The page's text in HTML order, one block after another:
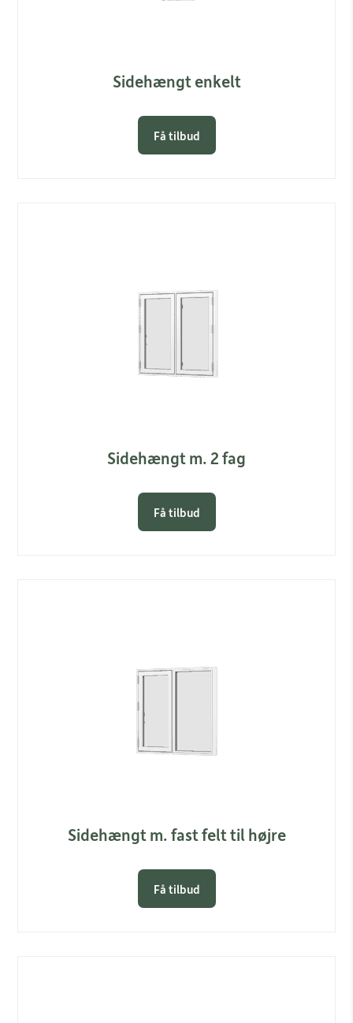
Sidehængt enkelt
Få tilbud
Sidehængt m. 2 fag
Få tilbud
Sidehængt m. fast felt til højre
Få tilbud